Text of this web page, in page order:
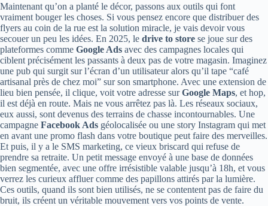
Maintenant qu’on a planté le décor, passons aux outils qui font
vraiment bouger les choses. Si vous pensez encore que distribuer des
flyers au coin de la rue est la solution miracle, je vais devoir vous
secouer un peu les idées. En 2025, le drive to store se joue sur des
plateformes comme Google Ads avec des campagnes locales qui
ciblent précisément les passants à deux pas de votre magasin. Imaginez
une pub qui surgit sur l’écran d’un utilisateur alors qu’il tape “café
artisanal près de chez moi” sur son smartphone. Avec une extension de
lieu bien pensée, il clique, voit votre adresse surGoogle Maps, et hop,
il est déjà en route. Mais ne vous arrêtez pas là. Les réseaux sociaux,
eux aussi, sont devenus des terrains de chasse incontournables. Une
campagne Facebook Ads géolocalisée ou une story Instagram qui met
en avant une promo flash dans votre boutique peut faire des merveilles.
Et puis, il y a le SMS marketing, ce vieux briscard qui refuse de
prendre sa retraite. Un petit message envoyé à une base de données
bien segmentée, avec une offre irrésistible valable jusqu’à 18h, et vous
verrez les curieux affluer comme des papillons attirés par la lumière.
Ces outils, quand ils sont bien utilisés, ne se contentent pas de faire du
bruit, ils créent un véritable mouvement vers vos points de vente.